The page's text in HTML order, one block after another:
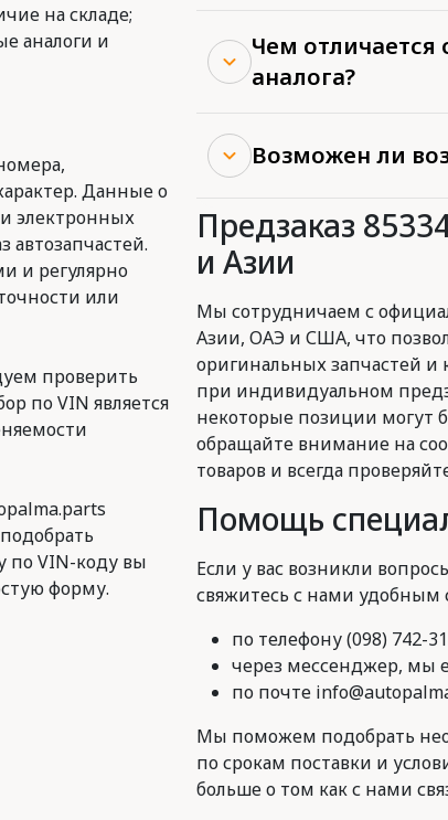
на складе;
аналоги и
Данные о
электронных
автозапчастей.
и регулярно
или
проверить
по VIN является
по VIN-коду вы
форму.
Чем отличается
аналога?
Возможен ли
Предзаказ
и Азии
Мы сотрудничаем с
Азии, ОАЭ и США, что
оригинальных запчастей
при индивидуальном
некоторые позиции могут
обращайте внимание на
товаров и всегда
Помощь
Если у вас возникли
свяжитесь с нами удобным
по телефону (098) 742-
через мессенджер, мы
по почте
Мы поможем подобрать
по срокам поставки и
больше о том как с нами